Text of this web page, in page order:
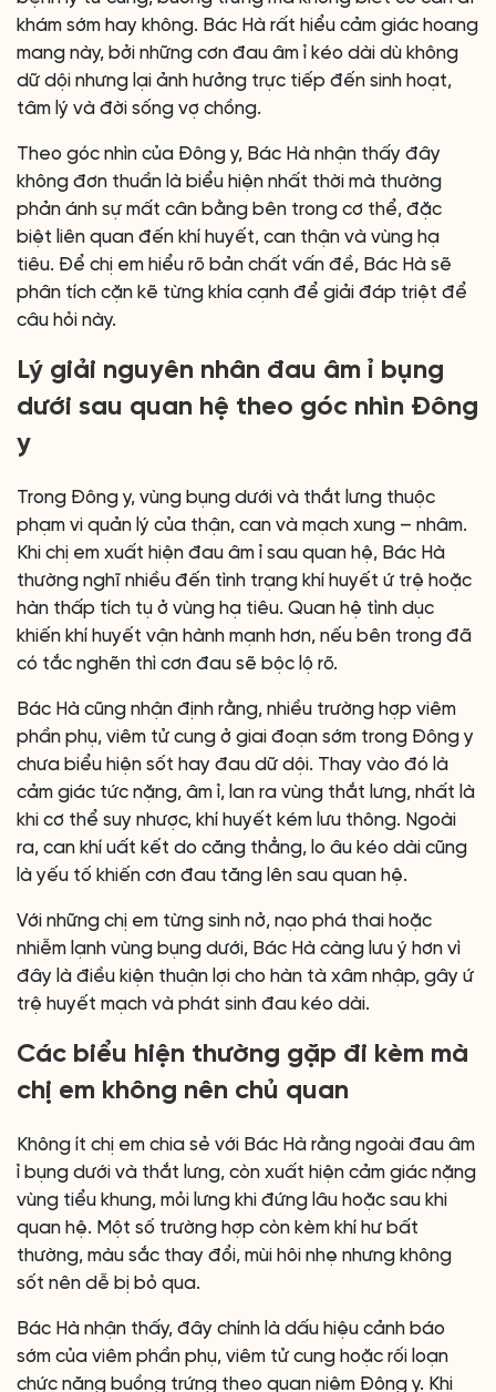
khám sớm hay không. Bác Hà rất hiểu cảm giác hoang
mang này, bởi những cơn đau âm ỉ kéo dài dù không
dữ dội nhưng lại ảnh hưởng trực tiếp đến sinh hoạt,
tâm lý và đời sống vợ chồng.
Theo góc nhìn của Đông y, Bác Hà nhận thấy đây
không đơn thuần là biểu hiện nhất thời mà thường
phản ánh sự mất cân bằng bên trong cơ thể, đặc
biệt liên quan đến khí huyết, can thận và vùng hạ
tiêu. Để chị em hiểu rõ bản chất vấn đề, Bác Hà sẽ
phân tích cặn kẽ từng khía cạnh để giải đáp triệt để
câu hỏi này.
Lý giải nguyên nhân đau âm ỉ bụng
dưới sau quan hệ theo góc nhìn Đông
y
Trong Đông y, vùng bụng dưới và thắt lưng thuộc
phạm vi quản lý của thận, can và mạch xung – nhâm.
Khi chị em xuất hiện đau âm ỉ sau quan hệ, Bác Hà
thường nghĩ nhiều đến tình trạng khí huyết ứ trệ hoặc
hàn thấp tích tụ ở vùng hạ tiêu. Quan hệ tình dục
khiến khí huyết vận hành mạnh hơn, nếu bên trong đã
có tắc nghẽn thì cơn đau sẽ bộc lộ rõ.
Bác Hà cũng nhận định rằng, nhiều trường hợp viêm
phần phụ, viêm tử cung ở giai đoạn sớm trong Đông y
chưa biểu hiện sốt hay đau dữ dội. Thay vào đó là
cảm giác tức nặng, âm ỉ, lan ra vùng thắt lưng, nhất là
khi cơ thể suy nhược, khí huyết kém lưu thông. Ngoài
ra, can khí uất kết do căng thẳng, lo âu kéo dài cũng
là yếu tố khiến cơn đau tăng lên sau quan hệ.
Với những chị em từng sinh nở, nạo phá thai hoặc
nhiễm lạnh vùng bụng dưới, Bác Hà càng lưu ý hơn vì
đây là điều kiện thuận lợi cho hàn tà xâm nhập, gây ứ
trệ huyết mạch và phát sinh đau kéo dài.
Các biểu hiện thường gặp đi kèm mà
chị em không nên chủ quan
Không ít chị em chia sẻ với Bác Hà rằng ngoài đau âm
ỉ bụng dưới và thắt lưng, còn xuất hiện cảm giác nặng
vùng tiểu khung, mỏi lưng khi đứng lâu hoặc sau khi
quan hệ. Một số trường hợp còn kèm khí hư bất
thường, màu sắc thay đổi, mùi hôi nhẹ nhưng không
sốt nên dễ bị bỏ qua.
Bác Hà nhận thấy, đây chính là dấu hiệu cảnh báo
sớm của viêm phần phụ, viêm tử cung hoặc rối loạn
chức năng buồng trứng theo quan niệm Đông y. Khi